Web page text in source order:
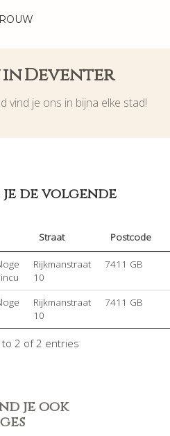
Deventer
vind je ons in bijna elke stad!
de volgende
Straat Postcode
Rijkmanstraat
10
7411 GB
Rijkmanstraat
10
7411 GB
to 2 of 2 entries
je ook